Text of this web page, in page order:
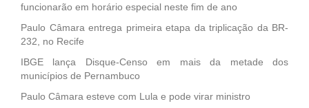
funcionarão em horário especial neste fim de ano
Paulo Câmara entrega primeira etapa da triplicação da BR-
232, no Recife
IBGE lança Disque-Censo em mais da metade dos
municípios de Pernambuco
Paulo Câmara esteve com Lula e pode virar ministro